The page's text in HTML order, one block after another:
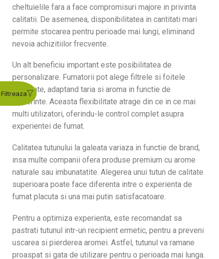
cheltuielile fara a face compromisuri majore in privinta
calitatii. De asemenea, disponibilitatea in cantitati mari
permite stocarea pentru perioade mai lungi, eliminand
nevoia achizitiilor frecvente.
Un alt beneficiu important este posibilitatea de
personalizare. Fumatorii pot alege filtrele si foitele
preferate, adaptand taria si aroma in functie de
preferinte. Aceasta flexibilitate atrage din ce in ce mai
multi utilizatori, oferindu-le control complet asupra
experientei de fumat.
Calitatea tutunului la galeata variaza in functie de brand,
insa multe companii ofera produse premium cu arome
naturale sau imbunatatite. Alegerea unui tutun de calitate
superioara poate face diferenta intre o experienta de
fumat placuta si una mai putin satisfacatoare.
Pentru a optimiza experienta, este recomandat sa
pastrati tutunul intr-un recipient ermetic, pentru a preveni
uscarea si pierderea aromei. Astfel, tutunul va ramane
proaspat si gata de utilizare pentru o perioada mai lunga.